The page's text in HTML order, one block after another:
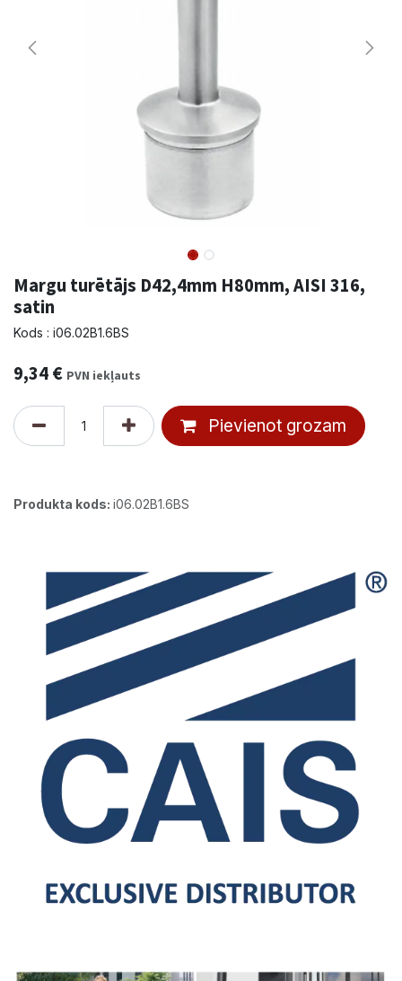
Margu turētājs D42,4mm H80mm, AISI 316,
satin
Kods : i06.02B1.6BS
9,34€ PVN iekļauts
Pievienot grozam
Produkta kods: i06.02B1.6BS